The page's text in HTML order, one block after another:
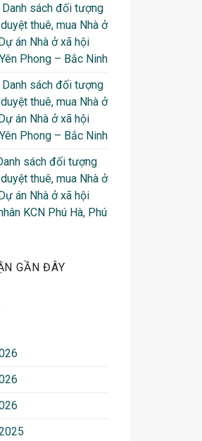
sách đối tượng
thuê, mua Nhà ở
án Nhà ở xã hội
Phong – Bắc Ninh
sách đối tượng
thuê, mua Nhà ở
án Nhà ở xã hội
Phong – Bắc Ninh
sách đối tượng
thuê, mua Nhà ở
án Nhà ở xã hội
KCN Phú Hà, Phú
GẦN ĐÂY